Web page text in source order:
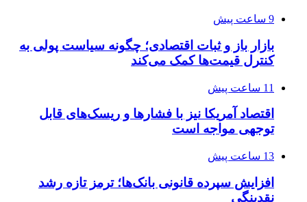
9 ساعت پیش
بازار باز و ثبات اقتصادی؛ چگونه سیاست پولی به
کنترل قیمت‌ها کمک می‌کند
11 ساعت پیش
اقتصاد آمریکا نیز با فشارها و ریسک‌های قابل
توجهی مواجه است
13 ساعت پیش
افزایش سپرده قانونی بانک‌ها؛ ترمز تازه رشد
نقدینگی